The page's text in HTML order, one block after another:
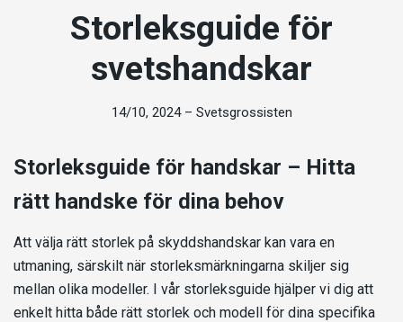
Storleksguide för
svetshandskar
14/10, 2024– Svetsgrossisten
Storleksguide för handskar – Hitta
rätt handske för dina behov
Att välja rätt storlek på skyddshandskar kan vara en
utmaning, särskilt när storleksmärkningarna skiljer sig
mellan olika modeller. I vår storleksguide hjälper vi dig att
enkelt hitta både rätt storlek och modell för dina specifika